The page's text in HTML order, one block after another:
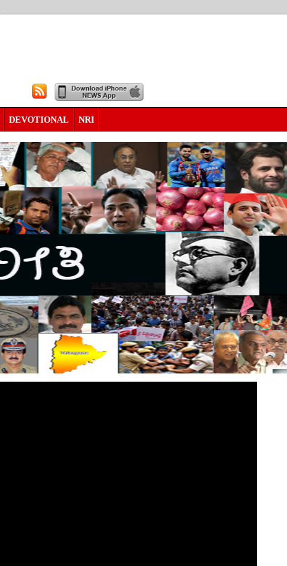
DEVOTIONAL NRI